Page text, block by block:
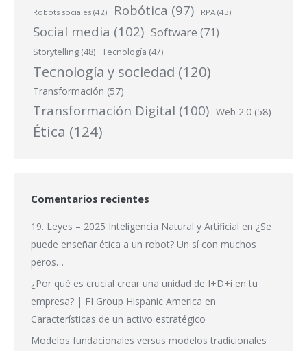
Robots sociales (42) Robótica (97) RPA (43)
Social media (102) Software (71)
Storytelling (48) Tecnología (47)
Tecnología y sociedad (120)
Transformación (57)
Transformación Digital (100) Web 2.0 (58)
Ética (124)
Comentarios recientes
19. Leyes – 2025 Inteligencia Natural y Artificial en ¿Se
puede enseñar ética a un robot? Un sí con muchos
peros…
¿Por qué es crucial crear una unidad de I+D+i en tu
empresa? | FI Group Hispanic America en
Características de un activo estratégico
Modelos fundacionales versus modelos tradicionales